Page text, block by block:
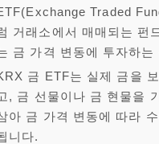
Traded
거래소에서 매매되는 펀
금 가격 변동에 투자하는
금 ETF는 실제 금을
, 금 선물이나 금 현물을
아 금 가격 변동에 따라
니다.